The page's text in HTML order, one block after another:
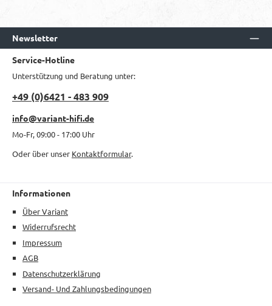
Newsletter
Service-Hotline
Unterstützung und Beratung unter:
+49 (0)6421 - 483 909
info@variant-hifi.de
Mo-Fr, 09:00 - 17:00 Uhr
Oder über unser Kontaktformular.
Informationen
Über Variant
Widerrufsrecht
Impressum
AGB
Datenschutzerklärung
Versand- Und Zahlungsbedingungen